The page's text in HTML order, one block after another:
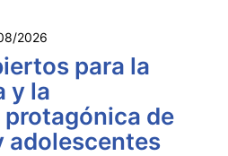
2026
para la
y la
de
adolescentes